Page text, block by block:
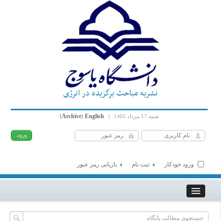
نشریه مباحث برگزیده در انرژی
شنبه 17 مرداد 1405 |
English
[Archive]
ورود خودکار ثبت نام بازیابی رمز عبور